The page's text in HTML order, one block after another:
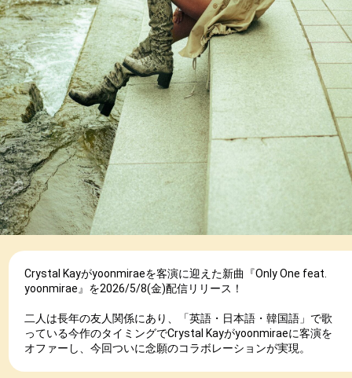
Crystal Kayがyoonmiraeを客演に迎えた新曲『Only One feat.
yoonmirae』を2026/5/8(金)配信リリース！
二人は長年の友人関係にあり、「英語・日本語・韓国語」で歌
っている今作のタイミングでCrystal Kayがyoonmiraeに客演を
オファーし、今回ついに念願のコラボレーションが実現。